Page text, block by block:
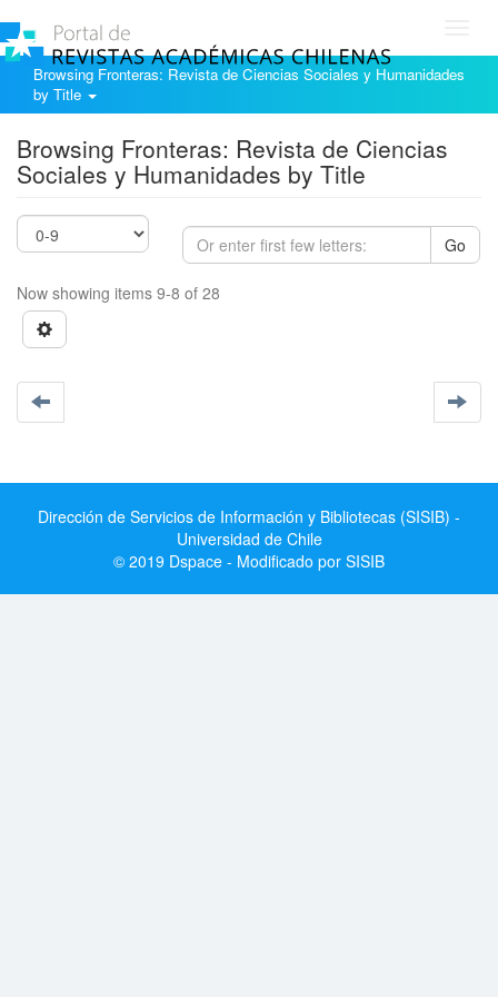
Browsing Fronteras: Revista de Ciencias Sociales y Humanidades
by Title
Browsing Fronteras: Revista de Ciencias
Sociales y Humanidades by Title
Go
Now showing items 9-8 of 28
Dirección de Servicios de Información y Bibliotecas (SISIB) -
Universidad de Chile
© 2019 Dspace - Modificado por SISIB